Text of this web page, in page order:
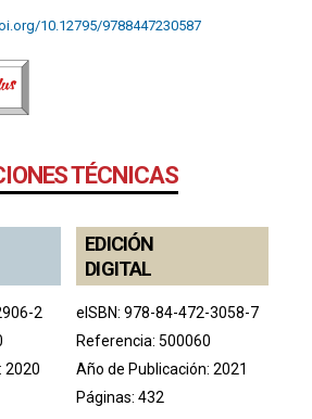
10.12795/9788447230587
TÉCNICAS
2
2020
EDICIÓN
DIGITAL
eISBN: 978-84-472-3058-7
Referencia: 500060
Año de Publicación: 2021
Páginas: 432